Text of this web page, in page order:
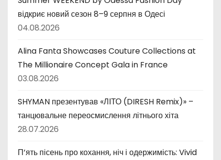
відкриє новий сезон 8–9 серпня в Одесі
04.08.2026
Alina Fanta Showcases Couture Collections at
The Millionaire Concept Gala in France
03.08.2026
SHYMAN презентував «ЛІТО (DIRESH Remix)» –
танцювальне переосмислення літнього хіта
28.07.2026
П’ять пісень про кохання, ніч і одержимість: Vivid